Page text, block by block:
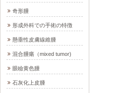
奇形腫
形成外科での手術の特徴
懸垂性皮膚線維腫
混合腫瘍（mixed tumor)
眼瞼黄色腫
石灰化上皮腫